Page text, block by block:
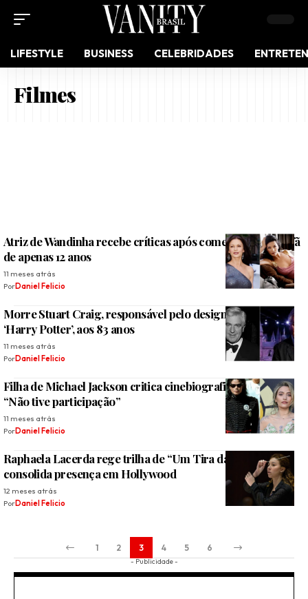
LIFESTYLE BUSINESS CELEBRIDADES
Filmes
Atriz de Wandinha recebe críticas após comentário sobre fã
de apenas 12 anos
11 meses atrás
PorDaniel Felicio
Morre Stuart Craig, responsável pelo design visual de
‘Harry Potter’, aos 83 anos
11 meses atrás
PorDaniel Felicio
Filha de Michael Jackson critica cinebiografia do cantor:
“Não tive participação”
11 meses atrás
PorDaniel Felicio
Raphaela Lacerda rege trilha de “Um Tira da Pesada 4” e
consolida presença em Hollywood
12 meses atrás
PorDaniel Felicio
1 2 3 4 5 6
- Publicidade -